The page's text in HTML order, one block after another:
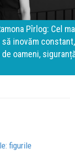
Cel mai
constant, dar
siguranță și
figurile